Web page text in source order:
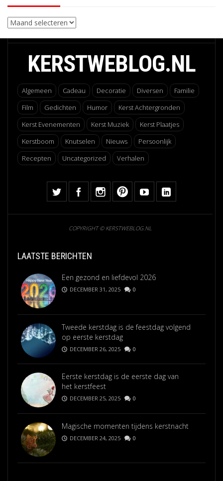
Archieven
KERSTWEBLOG.NL
Algemeen Cadeau Decoratie Diversen
Familie
Film
Gedichten Humor
Kerst Achtergronden
Kerst Evenementen
Kerst Muziek
Kerst Plaatjes
Kerstboom
Knutselen Nieuws
Persoonlijk
Recepten
Uncategorized Verhalen
COPYRIGHT © KERSTWEBLOG.NL
LAATSTE BERICHTEN
Een gezond en liefdevol 2026
DECEMBER 31, 2025 0
Tweede kerstdag is de feestdag volgend
op eerste kerstdag
DECEMBER 26, 2025 0
Eerste kerstdag is de eerste dag van
het kerstfeest
DECEMBER 25, 2025 0
Magische momenten tijdens kerstnacht
DECEMBER 24, 2025 0